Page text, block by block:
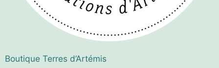
Boutique Terres d’Artémis